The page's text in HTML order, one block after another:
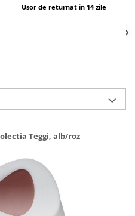
Usor de returnat in 14 zile
Teggi, alb/roz